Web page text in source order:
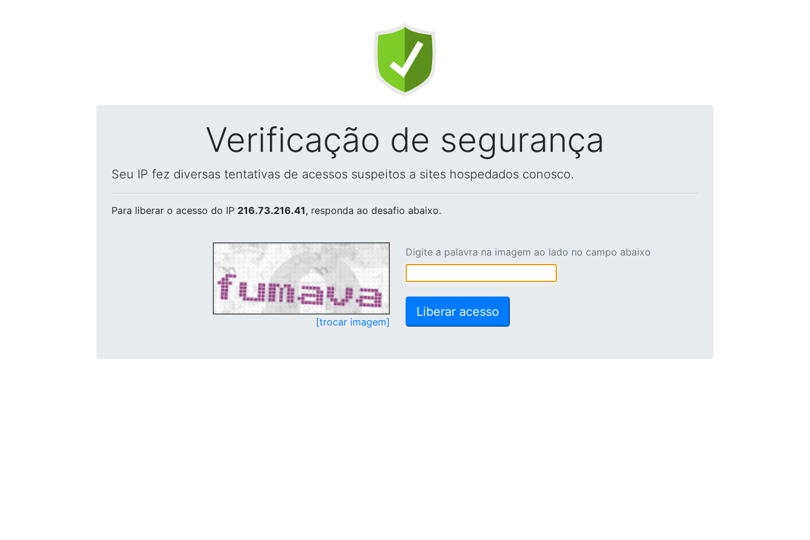
Verificação de segurança
Seu IP fez diversas tentativas de acessos suspeitos a sites hospedados conosco.
Para liberar o acesso do IP 216.73.216.41, responda ao desafio abaixo.
[trocar imagem]
Digite a palavra na imagem ao lado no campo abaixo